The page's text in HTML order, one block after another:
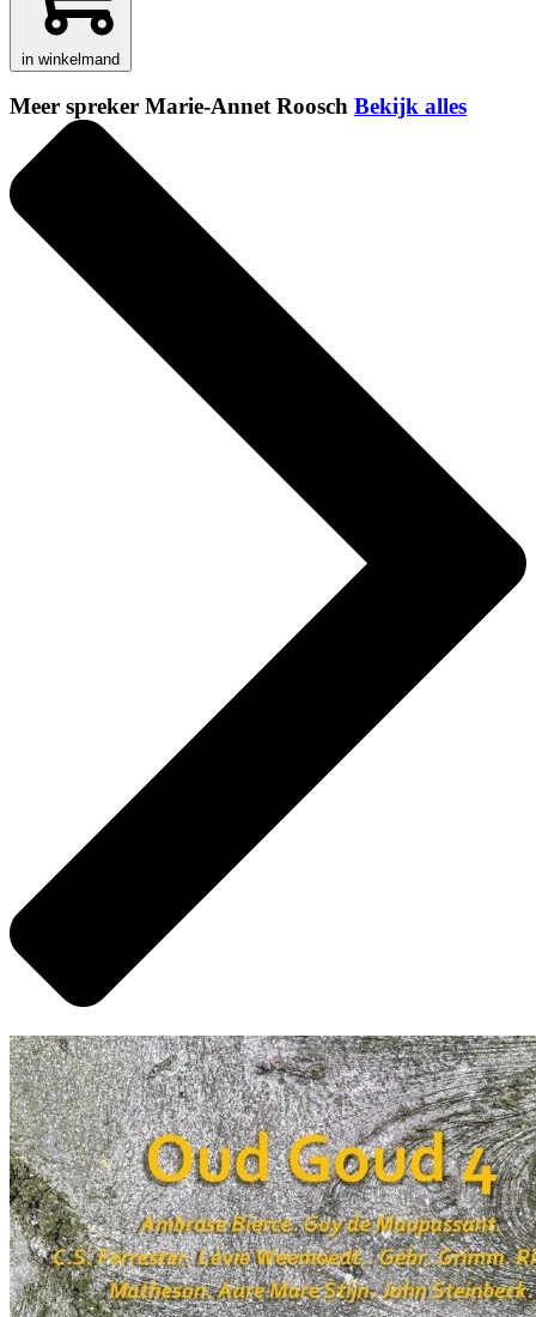
in winkelmand
Meer spreker Marie-Annet Roosch Bekijk alles